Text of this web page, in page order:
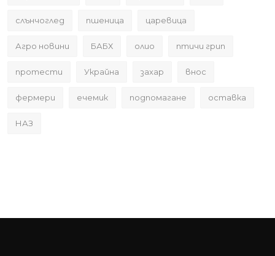
слънчоглед пшеница царевица
Агро новини БАБХ олио птичи грип
протести Украйна захар внос
фермери ечемик подпомагане оставка
НАЗ